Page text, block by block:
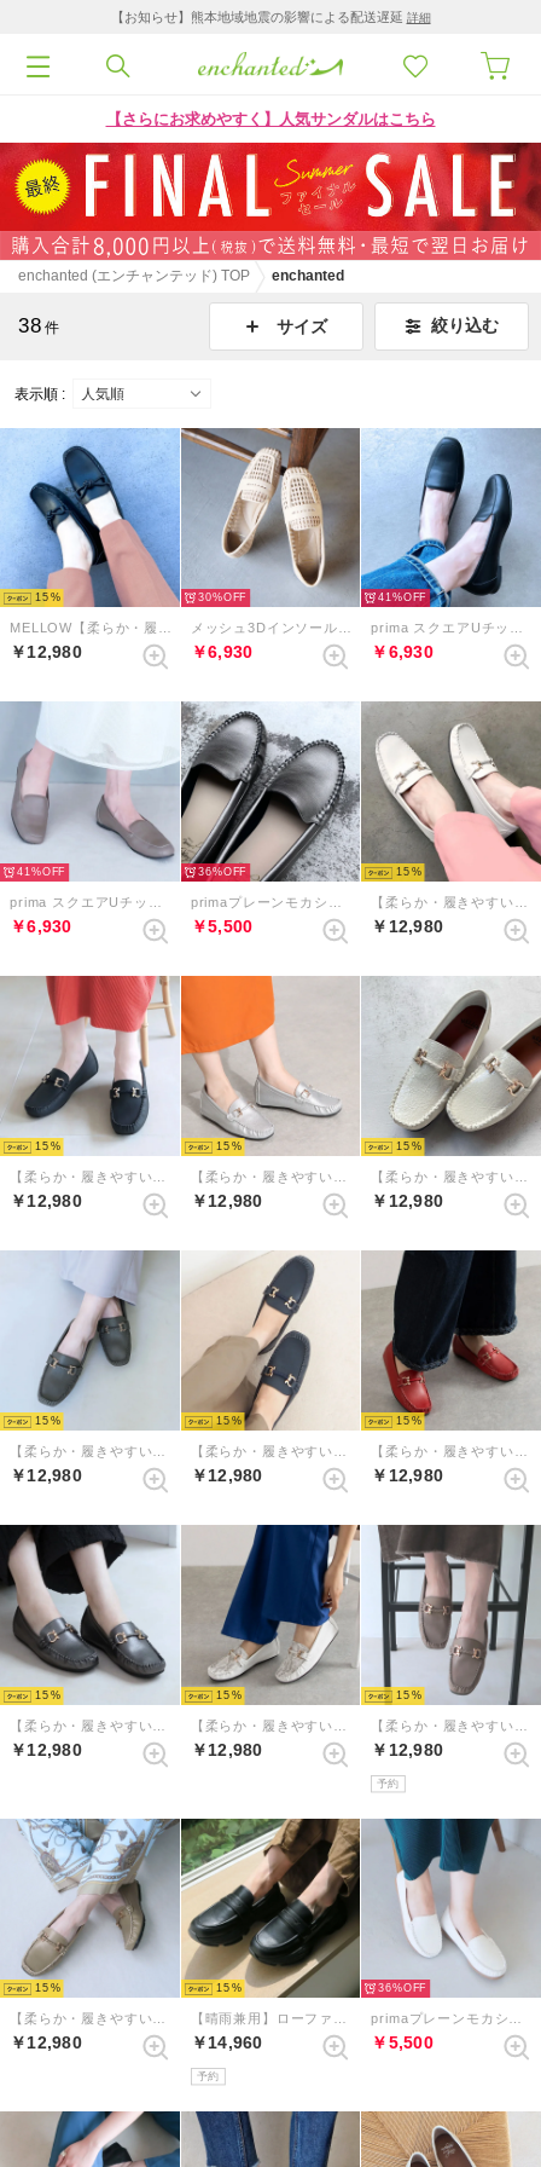
【お知らせ】熊本地域地震の影響による配送遅延 詳細
【さらにお求めやすく】人気サンダルはこちら
enchanted (エンチャンテッド) TOP enchanted
38 件 サイズ 絞り込む
表示順 :
15
￥12,980
30%
￥6,930
41%
￥6,930
41%
￥6,930
36%
￥5,500
15
￥12,980
15
￥12,980
15
￥12,980
15
￥12,980
15
￥12,980
15
￥12,980
15
￥12,980
15
￥12,980
15
￥12,980
15
￥12,980
予約
15
￥12,980
15
￥14,960
予約
36%
￥5,500